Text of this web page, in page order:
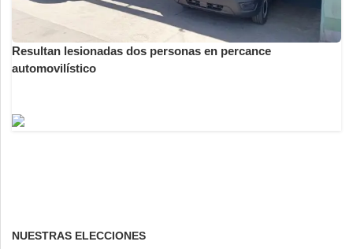
Resultan lesionadas dos personas en percance
automovilístico
NUESTRAS ELECCIONES